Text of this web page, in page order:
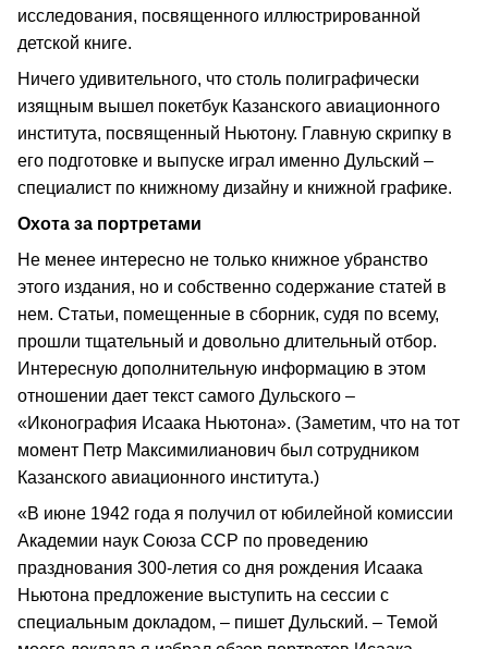
исследования, посвященного иллюстрированной
детской книге.
Ничего удивительного, что столь полиграфически
изящным вышел покетбук Казанского авиационного
института, посвященный Ньютону. Главную скрипку в
его подготовке и выпуске играл именно Дульский –
специалист по книжному дизайну и книжной графике.
Охота за портретами
Не менее интересно не только книжное убранство
этого издания, но и собственно содержание статей в
нем. Статьи, помещенные в сборник, судя по всему,
прошли тщательный и довольно длительный отбор.
Интересную дополнительную информацию в этом
отношении дает текст самого Дульского –
«Иконография Исаака Ньютона». (Заметим, что на тот
момент Петр Максимилианович был сотрудником
Казанского авиационного института.)
«В июне 1942 года я получил от юбилейной комиссии
Академии наук Союза ССР по проведению
празднования 300-летия со дня рождения Исаака
Ньютона предложение выступить на сессии с
специальным докладом, – пишет Дульский. – Темой